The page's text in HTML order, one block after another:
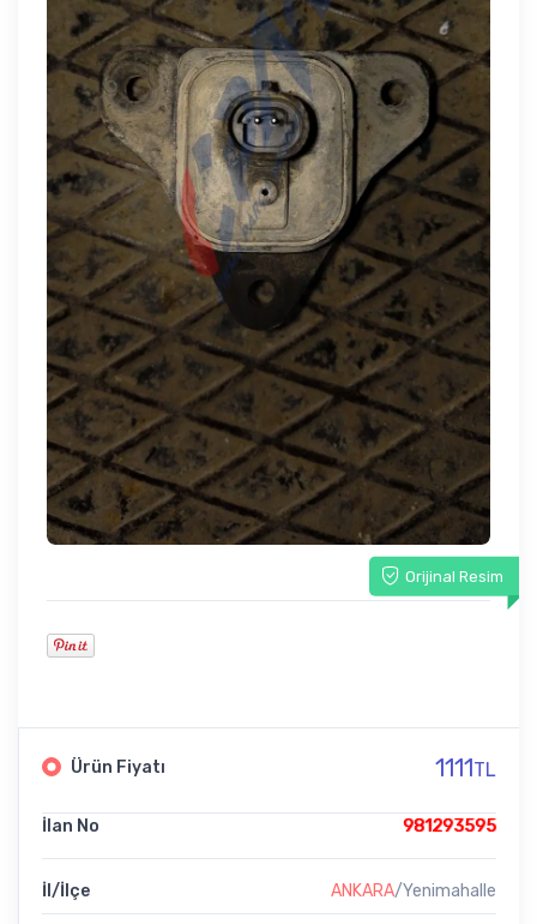
Orijinal Resim
Ürün Fiyatı 1111TL
İlan No 981293595
İl/İlçe ANKARA/Yenimahalle